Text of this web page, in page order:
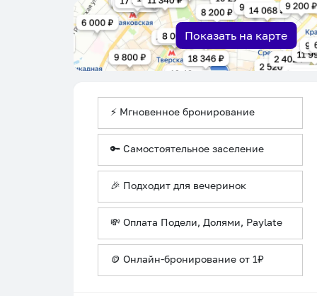
Показать на карте
⚡ Мгновенное бронирование
🔑 Самостоятельное заселение
🎉 Подходит для вечеринок
💸 Оплата Подели, Долями, Paylate
🪙 Онлайн-бронирование от 1₽